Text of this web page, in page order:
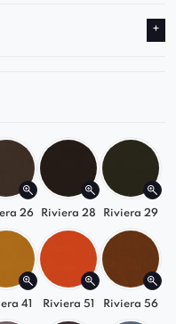
minimalizuje uczucie
dłuższy czas
obrotowej
obrotowej
i siedziska
26 Riviera 28 Riviera 29
41 Riviera 51 Riviera 56